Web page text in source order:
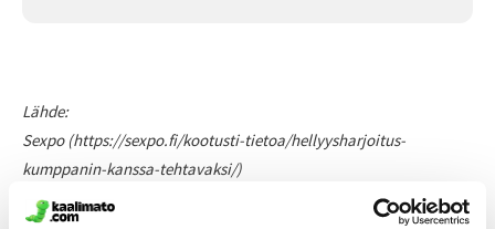
Lähde:
Sexpo (https://sexpo.fi/kootusti-tietoa/hellyysharjoitus-
kumppanin-kanssa-tehtavaksi/)